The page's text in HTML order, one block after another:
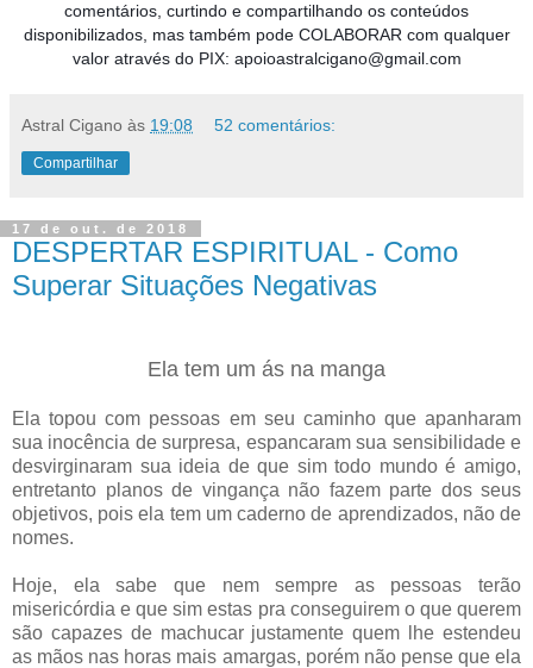
comentários, curtindo e compartilhando os conteúdos
disponibilizados, mas também pode COLABORAR com qualquer
valor através do PIX: apoioastralcigano@gmail.com
Astral Cigano às 19:08 52 comentários:
Compartilhar
17 de out. de 2018
DESPERTAR ESPIRITUAL - Como
Superar Situações Negativas
Ela tem um ás na manga
Ela topou com pessoas em seu caminho que apanharam
sua inocência de surpresa, espancaram sua sensibilidade e
desvirginaram sua ideia de que sim todo mundo é amigo,
entretanto planos de vingança não fazem parte dos seus
objetivos, pois ela tem um caderno de aprendizados, não de
nomes.
Hoje, ela sabe que nem sempre as pessoas terão
misericórdia e que sim estas pra conseguirem o que querem
são capazes de machucar justamente quem lhe estendeu
as mãos nas horas mais amargas, porém não pense que ela